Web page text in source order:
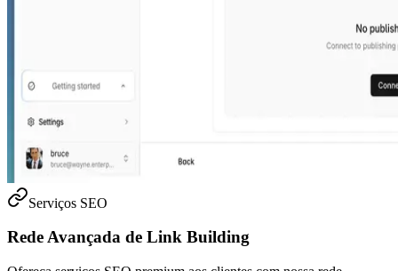
Serviços SEO
Rede Avançada de Link Building